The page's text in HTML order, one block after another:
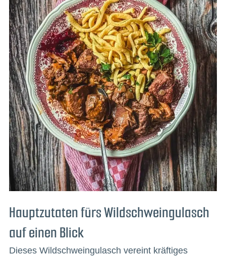
Hauptzutaten fürs Wildschweingulasch
auf einen Blick
Dieses Wildschweingulasch vereint kräftiges